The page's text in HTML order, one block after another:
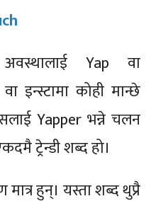
Yap वा
इन्स्टामा कोही मान्छे
Yapper भन्ने चलन
ट्रेन्डी शब्द हो।
हुन्। यस्ता शब्द थुप्रै